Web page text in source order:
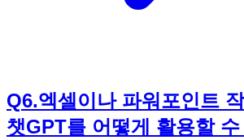
Q6.엑셀이나 파워포인트
챗GPT를 어떻게 활용할